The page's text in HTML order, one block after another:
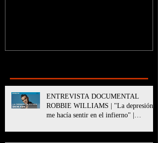
ENTREVISTA DOCUMENTAL
ROBBIE WILLIAMS | "La depresión
me hacía sentir en el infierno" |